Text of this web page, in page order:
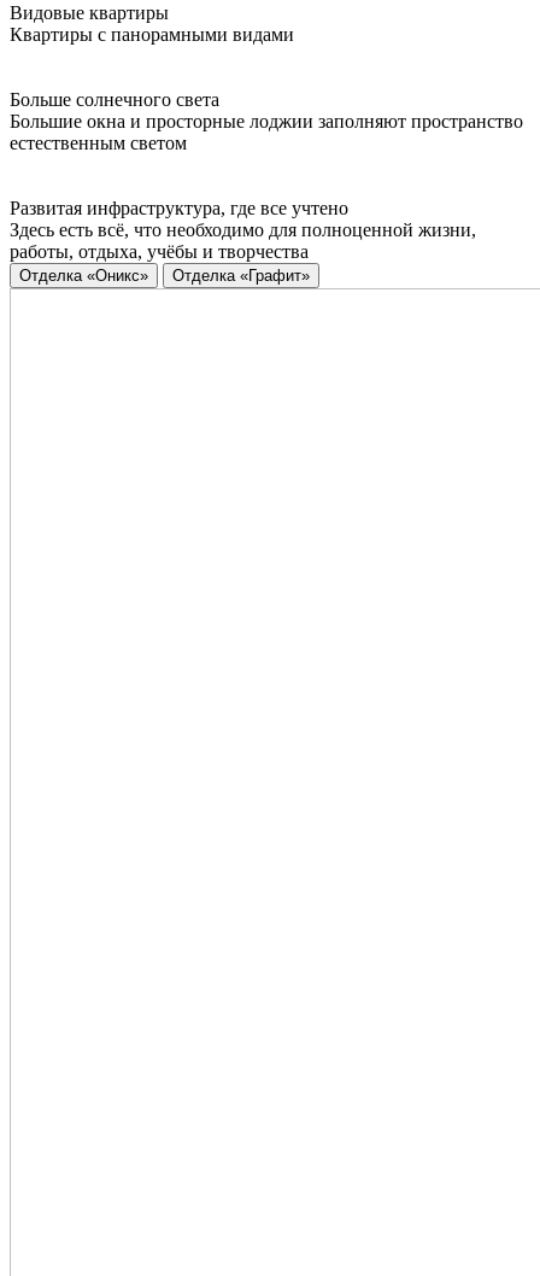
Видовые квартиры
Квартиры с панорамными видами
Больше солнечного света
Большие окна и просторные лоджии заполняют пространство
естественным светом
Развитая инфраструктура, где все учтено
Здесь есть всё, что необходимо для полноценной жизни,
работы, отдыха, учёбы и творчества
Отделка «Оникс» Отделка «Графит»